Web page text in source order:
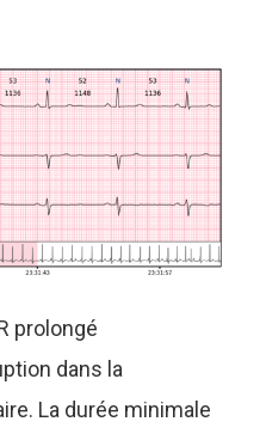
prolongé
dans la
La durée minimale